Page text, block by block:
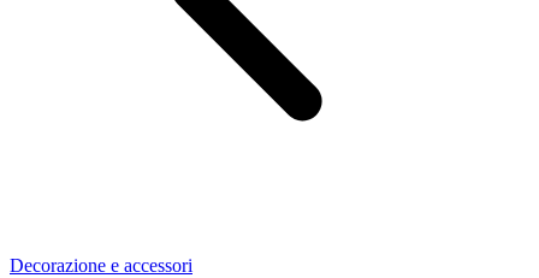
Decorazione e accessori